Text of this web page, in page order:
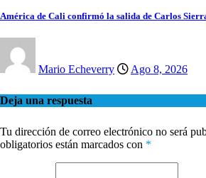
América de Cali confirmó la salida de Carlos
Mario Echeverry Ago 8, 2026
Deja una respuesta
Tu dirección de correo electrónico no será
obligatorios están marcados con *